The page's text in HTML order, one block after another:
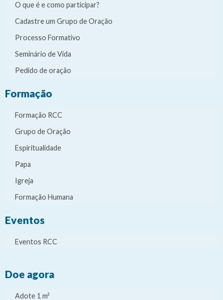
O que é e como participar?
Cadastre um Grupo de Oração
Processo Formativo
Seminário de Vida
Pedido de oração
Formação
Formação RCC
Grupo de Oração
Espiritualidade
Papa
Igreja
Formação Humana
Eventos
Eventos RCC
Doe agora
Adote 1 m²